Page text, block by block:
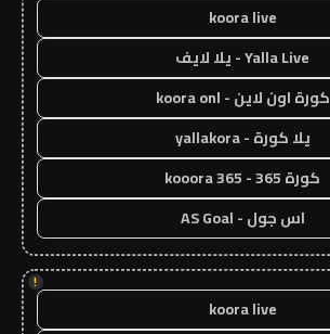
koora live
Yalla Live - يلا لايف
كورة اون لاين - koora onl
يلا كورة - yallakora
كورة 365 - kooora 365
اس جول - AS Goal
!
koora live